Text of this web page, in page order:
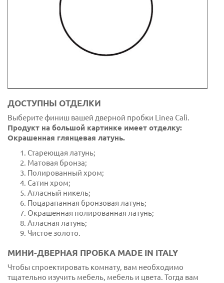
ДОСТУПНЫ ОТДЕЛКИ
Выберите финиш вашей дверной пробки Linea Calì.
Продукт на большой картинке имеет отделку:
Окрашенная глянцевая латунь.
Стареющая латунь;
Матовая бронза;
Полированный хром;
Сатин хром;
Атласный никель;
Поцарапанная бронзовая латунь;
Окрашенная полированная латунь;
Атласная латунь;
Чистое золото.
МИНИ-ДВЕРНАЯ ПРОБКА MADE IN ITALY
Чтобы спроектировать комнату, вам необходимо
тщательно изучить мебель, мебель и цвета. Тогда вам